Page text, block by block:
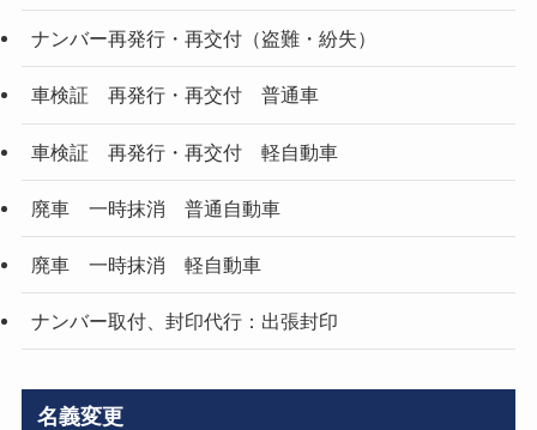
ナンバー再発行・再交付（盗難・紛失）
車検証 再発行・再交付 普通車
車検証 再発行・再交付 軽自動車
廃車 一時抹消 普通自動車
廃車 一時抹消 軽自動車
ナンバー取付、封印代行：出張封印
名義変更